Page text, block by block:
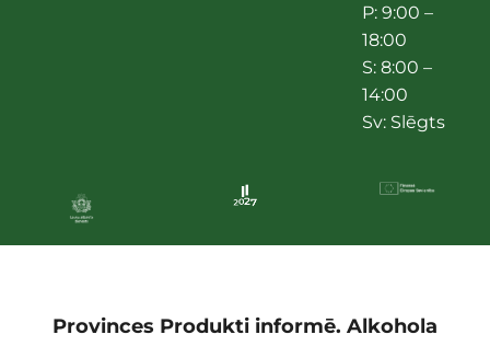
P: 9:00 –
18:00
S: 8:00 –
14:00
Sv: Slēgts
Provinces Produkti informē. Alkohola